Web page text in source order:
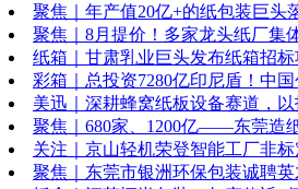
聚焦｜年产值20亿+的纸包装巨头
聚焦｜8月提价！多家龙头纸厂集
纸箱｜甘肃乳业巨头发布纸箱招
彩箱｜总投资7280亿印尼盾！中
美迅｜深耕蜂窝纸板设备赛道，
聚焦｜680家、1200亿——东莞造
关注｜京山轻机荣登智能工厂非
聚焦｜东莞市银洲环保包装诚聘